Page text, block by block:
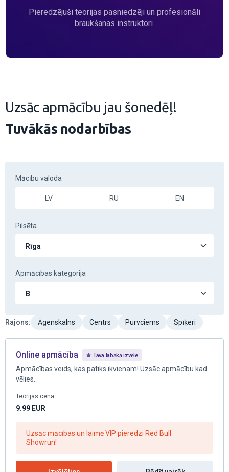
Pieredzējuši teorijas pasniedzēji un profesionāli
braukšanas instruktori
Uzsāc apmācību jau šonedēļ!
Tuvākās nodarbības
Mācību valoda
LV RU EN
Pilsēta
Apmācības kategorija
Rajons: Āgenskalns Centrs Purvciems Spīķeri
Online apmācība Tava labākā izvēle
Apmācības veids, kas patiks ikvienam! Uzsāc apmācību kad
vēlies.
Teorijas cena
9.99 EUR
Uzsāc mācības un laimē VIP pieredzi Red Bull
Showrun!